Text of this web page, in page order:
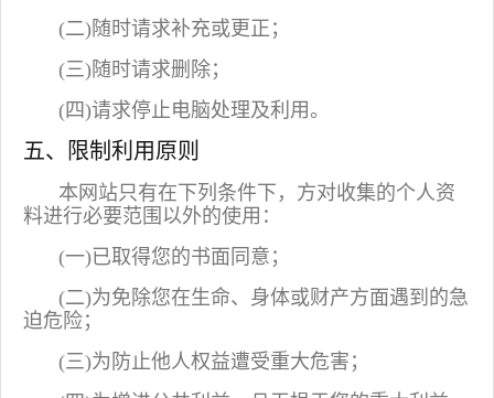
(二)随时请求补充或更正；
(三)随时请求删除；
(四)请求停止电脑处理及利用。
五、限制利用原则
本网站只有在下列条件下，方对收集的个人资
料进行必要范围以外的使用：
(一)已取得您的书面同意；
(二)为免除您在生命、身体或财产方面遇到的急
迫危险；
(三)为防止他人权益遭受重大危害；